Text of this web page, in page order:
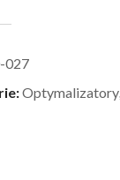
027
Optymalizatory